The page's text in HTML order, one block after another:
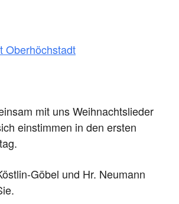
Oberhöchstadt
mit uns Weihnachtslieder
einstimmen in den ersten
Göbel und Hr. Neumann